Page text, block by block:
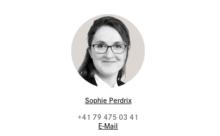
Sophie Perdrix
+41 79 475 03 41
E-Mail